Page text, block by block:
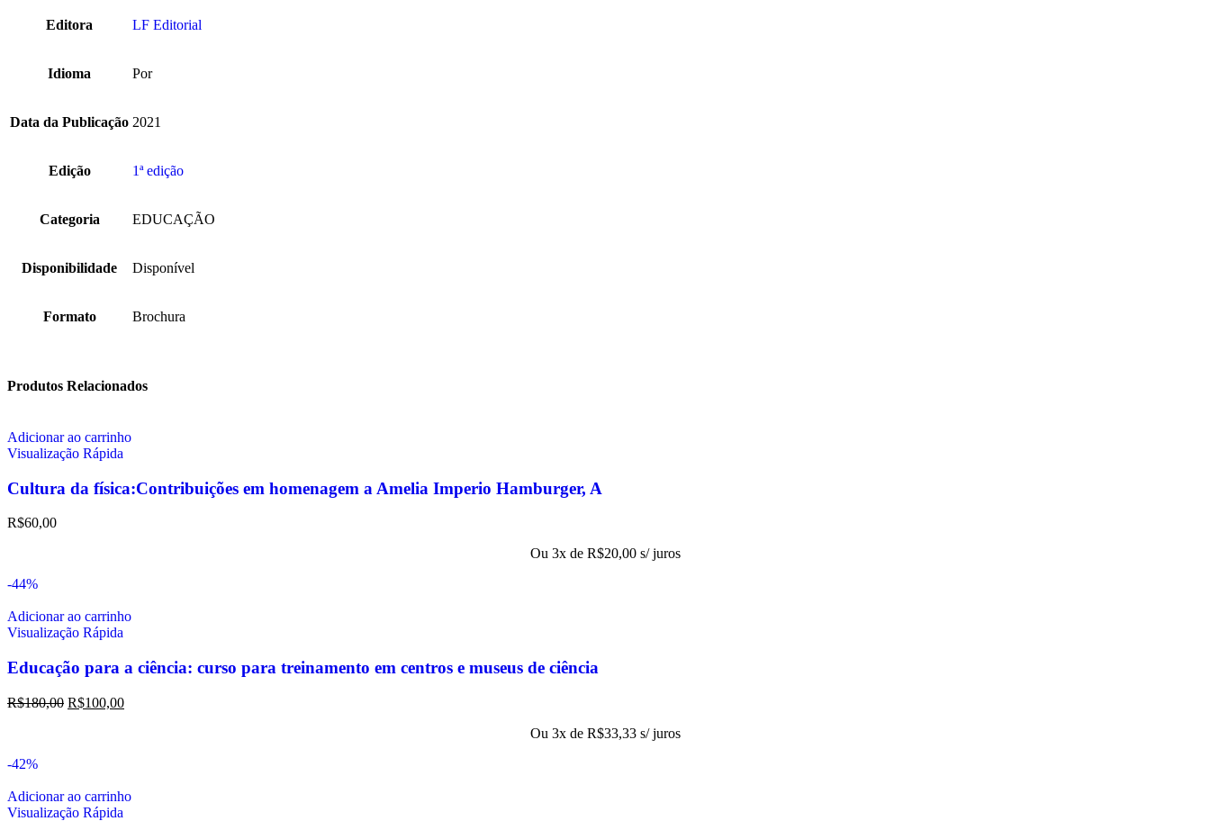
Editora LF Editorial
Idioma Por
Data da Publicação 2021
Edição 1ª edição
Categoria EDUCAÇÃO
Disponibilidade Disponível
Formato Brochura
Produtos Relacionados
Adicionar ao carrinho
Visualização Rápida
Cultura da física:Contribuições em homenagem a Amelia Imperio Hamburger, A
R$60,00
Ou 3x de R$20,00 s/ juros
-44%
Adicionar ao carrinho
Visualização Rápida
Educação para a ciência: curso para treinamento em centros e museus de ciência
R$180,00 R$100,00
Ou 3x de R$33,33 s/ juros
-42%
Adicionar ao carrinho
Visualização Rápida